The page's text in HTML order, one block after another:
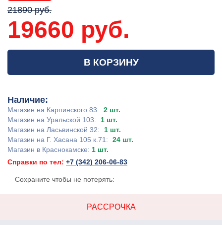
21890 руб.
19660 руб.
В КОРЗИНУ
Наличие:
Магазин на Карпинского 83:
2 шт.
Магазин на Уральской 103:
1 шт.
Магазин на Ласьвинской 32:
1 шт.
Магазин на Г. Хасана 105 к.71:
24 шт.
Магазин в Краснокамске: 1 шт.
Справки по тел: +7 (342) 206-06-83
Сохраните чтобы не потерять:
РАССРОЧКА